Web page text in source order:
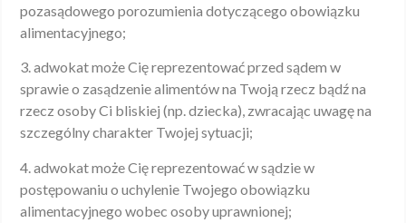
pozasądowego porozumienia dotyczącego obowiązku
alimentacyjnego;
3. adwokat może Cię reprezentować przed sądem w
sprawie o zasądzenie alimentów na Twoją rzecz bądź na
rzecz osoby Ci bliskiej (np. dziecka), zwracając uwagę na
szczególny charakter Twojej sytuacji;
4. adwokat może Cię reprezentować w sądzie w
postępowaniu o uchylenie Twojego obowiązku
alimentacyjnego wobec osoby uprawnionej;